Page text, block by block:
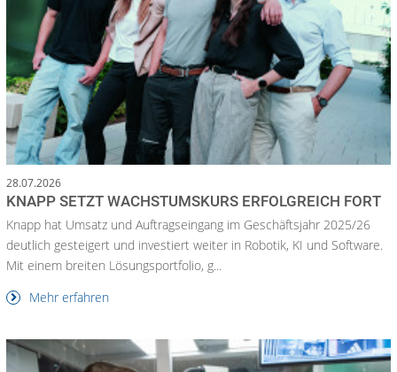
28.07.2026
KNAPP SETZT WACHSTUMSKURS ERFOLGREICH FORT
Knapp hat Umsatz und Auftragseingang im Geschäftsjahr 2025/26
deutlich gesteigert und investiert weiter in Robotik, KI und Software.
Mit einem breiten Lösungsportfolio, g...
Mehr erfahren